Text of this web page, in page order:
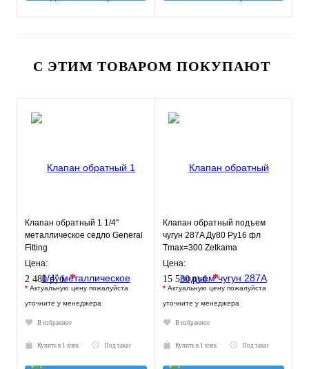
С ЭТИМ ТОВАРОМ ПОКУПАЮТ
Клапан обратный 1 1/4"
металлическое седло General
Fitting
Цена:
2 480 руб.*
* Актуальную цену пожалуйста
уточните у менеджера
В избранное
Купить в 1 клик Под заказ
Клапан обратный подъем
чугун 287A Ду80 Ру16 фл
Tmax=300 Zetkama
287A080C31
Цена:
15 530 руб.*
* Актуальную цену пожалуйста
уточните у менеджера
В избранное
Купить в 1 клик Под заказ